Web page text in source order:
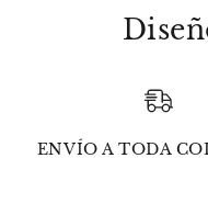
ENVÍO A TODA